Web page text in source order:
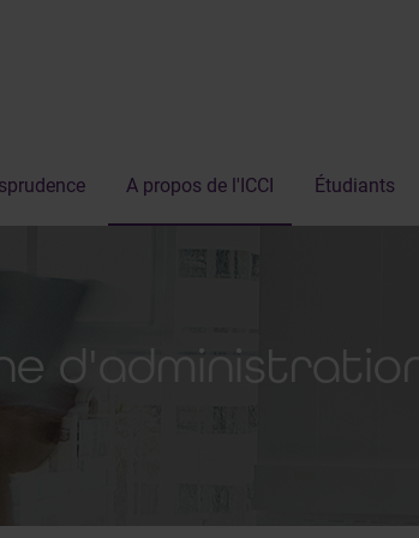
A propos de l'ICCI Étudiants